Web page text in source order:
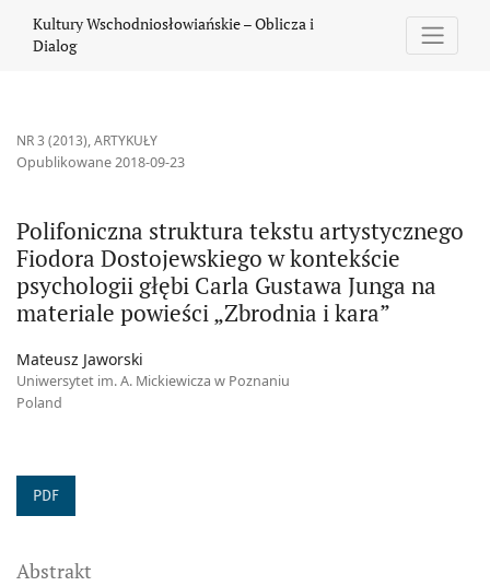
Kultury Wschodniosłowiańskie – Oblicza i
Dialog
NR 3 (2013),ARTYKUŁY
Polifoniczna struktura tekstu artystycznego
Fiodora Dostojewskiego w kontekście
psychologii głębi Carla Gustawa Junga na
materiale powieści „Zbrodnia i kara”
Opublikowane 2018-09-23
Mateusz Jaworski
Uniwersytet im. A. Mickiewicza w Poznaniu
Poland
PDF
Abstrakt